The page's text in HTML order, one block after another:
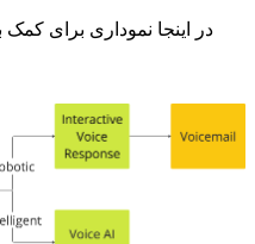
در اینجا نموداری برای